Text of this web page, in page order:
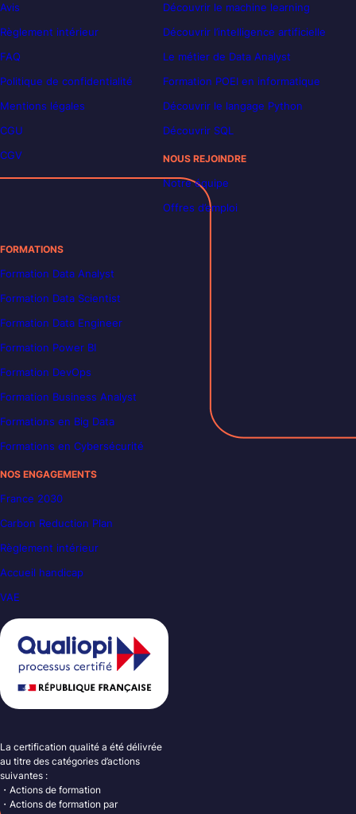
Avis
Règlement intérieur
FAQ
Politique de confidentialité
Mentions légales
CGU
CGV
Découvrir le machine learning
Découvrir l’intelligence artificielle
Le métier de Data Analyst
Formation POEI en informatique
Découvrir le langage Python
Découvrir SQL
NOUS REJOINDRE
Notre équipe
Offres d’emploi
FORMATIONS
Formation Data Analyst
Formation Data Scientist
Formation Data Engineer
Formation Power BI
Formation DevOps
Formation Business Analyst
Formations en Big Data
Formations en Cybersécurité
NOS ENGAGEMENTS
France 2030
Carbon Reduction Plan
Règlement intérieur
Accueil handicap
VAE
La certification qualité a été délivrée
au titre des catégories d’actions
suivantes :
・Actions de formation
・Actions de formation par